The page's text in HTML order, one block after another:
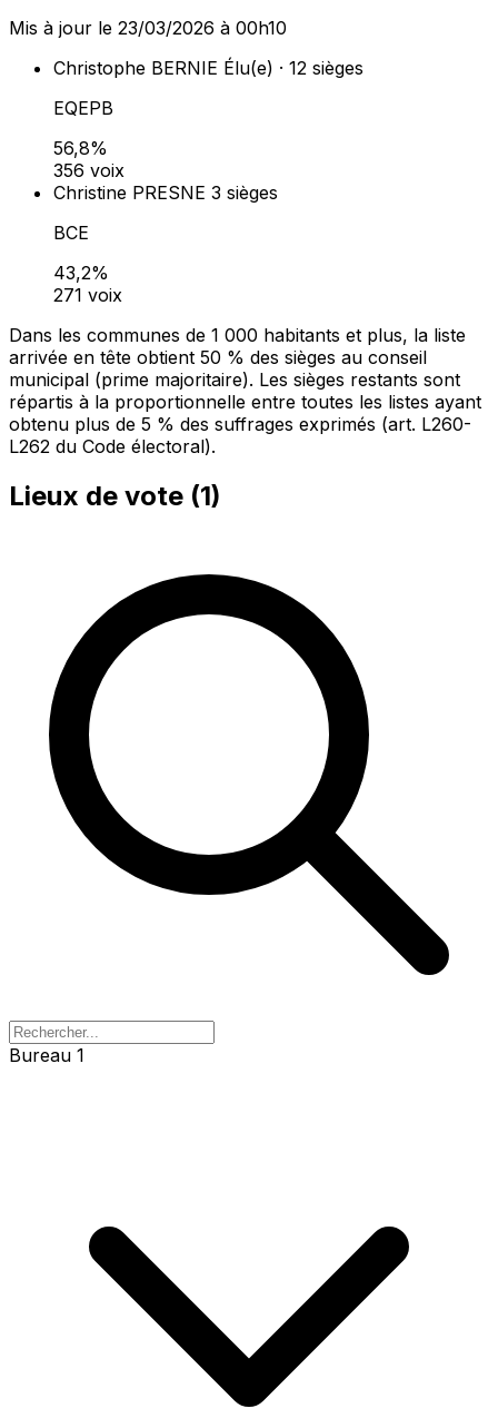
Mis à jour le 23/03/2026 à 00h10
Christophe BERNIE Élu(e) · 12 sièges
EQEPB
56,8%
356 voix
Christine PRESNE 3 sièges
BCE
43,2%
271 voix
Dans les communes de 1 000 habitants et plus, la liste
arrivée en tête obtient 50 % des sièges au conseil
municipal (prime majoritaire). Les sièges restants sont
répartis à la proportionnelle entre toutes les listes ayant
obtenu plus de 5 % des suffrages exprimés (art. L260-
L262 du Code électoral).
Lieux de vote (1)
Bureau 1